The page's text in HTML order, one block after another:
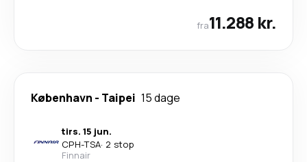
fra11.288 kr.
København - Taipei 15 dage
tirs. 15 jun.
CPH-TSA· 2 stop
Finnair